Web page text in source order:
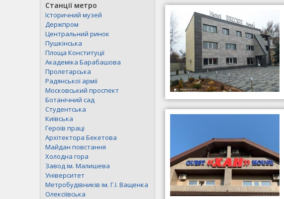
Станції метро
Історичний музей
Держпром
Центральний ринок
Пушкінська
Площа Конституції
Академіка Барабашова
Пролетарська
Радянської армії
Московський проспект
Ботанічний сад
Студентська
Київська
Героїв праці
Архітектора Бекетова
Майдан повстання
Холодна гора
Завод ім. Малишева
Університет
Метробудівників ім. Г.І. Ващенка
Олексіївська